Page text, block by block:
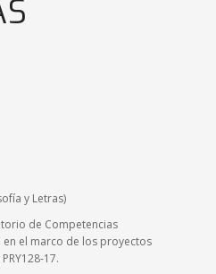
y Letras)
de Competencias
en el marco de los proyectos
17.